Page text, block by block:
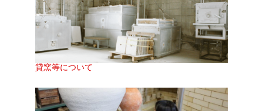
貸窯等について